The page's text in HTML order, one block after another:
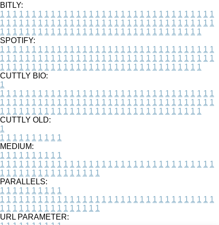
BITLY:
1 1 1 1 1 1 1 1 1 1 1 1 1 1 1 1 1 1 1 1 1 1 1 1 1 1 1 1 1 1 1 1 1 1
1 1 1 1 1 1 1 1 1 1 1 1 1 1 1 1 1 1 1 1 1 1 1 1 1 1 1 1 1 1 1 1 1 1
1 1 1 1 1 1 1 1 1 1 1 1 1 1 1 1 1 1 1 1 1 1 1 1 1 1 1 1 1 1 1 1
SPOTIFY:
1 1 1 1 1 1 1 1 1 1 1 1 1 1 1 1 1 1 1 1 1 1 1 1 1 1 1 1 1 1 1 1 1 1
1 1 1 1 1 1 1 1 1 1 1 1 1 1 1 1 1 1 1 1 1 1 1 1 1 1 1 1 1 1 1 1 1 1
1 1 1 1 1 1 1 1 1 1 1 1 1 1 1 1 1 1 1 1 1 1 1 1 1 1 1 1 1 1 1 1
CUTTLY BIO:
1
1 1 1 1 1 1 1 1 1 1 1 1 1 1 1 1 1 1 1 1 1 1 1 1 1 1 1 1 1 1 1 1 1 1
1 1 1 1 1 1 1 1 1 1 1 1 1 1 1 1 1 1 1 1 1 1 1 1 1 1 1 1 1 1 1 1 1 1
1 1 1 1 1 1 1 1 1 1 1 1 1 1 1 1 1 1 1 1 1 1 1 1 1 1 1 1 1 1 1 1
CUTTLY OLD:
1
1 1 1 1 1 1 1 1 1 1
MEDIUM:
1 1 1 1 1 1 1 1 1 1
1 1 1 1 1 1 1 1 1 1 1 1 1 1 1 1 1 1 1 1 1 1 1 1 1 1 1 1 1 1 1 1 1 1
1 1 1 1 1 1 1 1 1 1 1 1 1 1 1 1
PARALLELS:
1 1 1 1 1 1 1 1 1 1
1 1 1 1 1 1 1 1 1 1 1 1 1 1 1 1 1 1 1 1 1 1 1 1 1 1 1 1 1 1 1 1 1 1
1 1 1 1 1 1 1 1 1 1 1 1 1 1 1 1
URL PARAMETER: